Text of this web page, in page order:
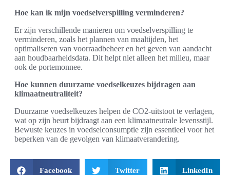
Hoe kan ik mijn voedselverspilling verminderen?
Er zijn verschillende manieren om voedselverspilling te
verminderen, zoals het plannen van maaltijden, het
optimaliseren van voorraadbeheer en het geven van aandacht
aan houdbaarheidsdata. Dit helpt niet alleen het milieu, maar
ook de portemonnee.
Hoe kunnen duurzame voedselkeuzes bijdragen aan
klimaatneutraliteit?
Duurzame voedselkeuzes helpen de CO2-uitstoot te verlagen,
wat op zijn beurt bijdraagt aan een klimaatneutrale levensstijl.
Bewuste keuzes in voedselconsumptie zijn essentieel voor het
beperken van de gevolgen van klimaatverandering.
Facebook Twitter LinkedIn